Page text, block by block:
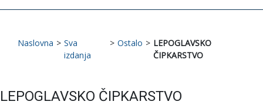
Naslovna > Sva
izdanja
> Ostalo > LEPOGLAVSKO
ČIPKARSTVO
LEPOGLAVSKO ČIPKARSTVO